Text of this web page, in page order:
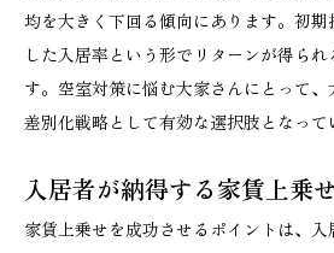
均を大きく下回る傾向にあります。初
した入居率という形でリターンが得ら
す。空室対策に悩む大家さんにとって
差別化戦略として有効な選択肢となって
入居者が納得する家賃上乗
家賃上乗せを成功させるポイントは、